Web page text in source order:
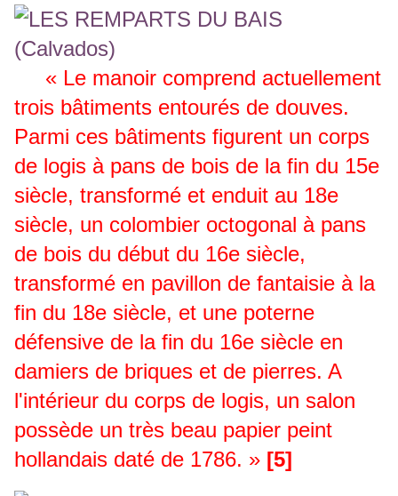
« Le manoir comprend actuellement
trois bâtiments entourés de douves.
Parmi ces bâtiments figurent un corps
de logis à pans de bois de la fin du 15e
siècle, transformé et enduit au 18e
siècle, un colombier octogonal à pans
de bois du début du 16e siècle,
transformé en pavillon de fantaisie à la
fin du 18e siècle, et une poterne
défensive de la fin du 16e siècle en
damiers de briques et de pierres. A
l'intérieur du corps de logis, un salon
possède un très beau papier peint
hollandais daté de 1786. » [5]